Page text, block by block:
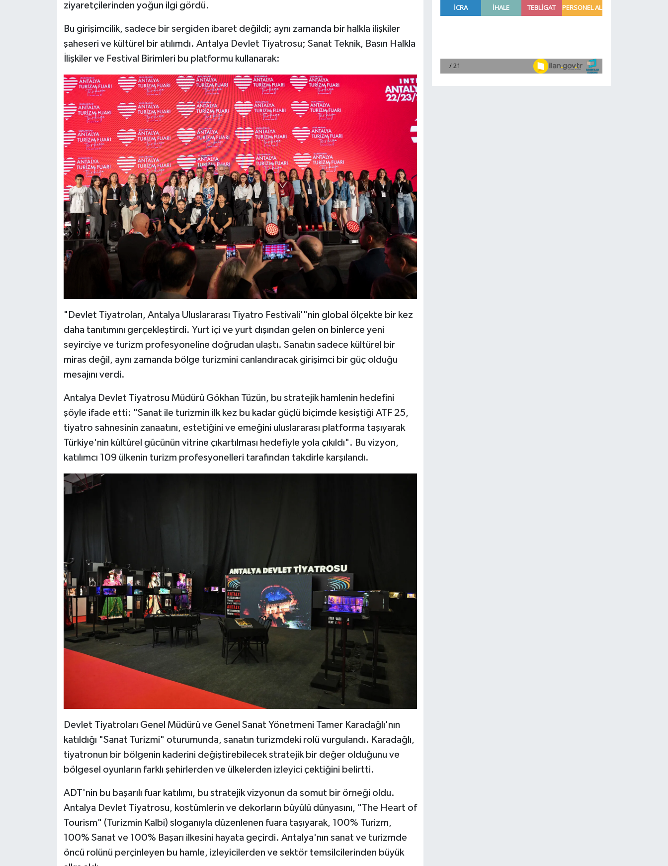
ziyaretçilerinden yoğun ilgi gördü.
​Bu girişimcilik, sadece bir sergiden ibaret değildi; aynı zamanda bir halkla ilişkiler
şaheseri ve kültürel bir atılımdı. Antalya Devlet Tiyatrosu; Sanat Teknik, Basın Halkla
İlişkiler ve Festival Birimleri bu platformu kullanarak:
​"Devlet Tiyatroları, Antalya Uluslararası Tiyatro Festivali'"nin global ölçekte bir kez
daha tanıtımını gerçekleştirdi. ​Yurt içi ve yurt dışından gelen on binlerce yeni
seyirciye ve turizm profesyoneline doğrudan ulaştı. ​Sanatın sadece kültürel bir
miras değil, aynı zamanda bölge turizmini canlandıracak girişimci bir güç olduğu
mesajını verdi.
​Antalya Devlet Tiyatrosu Müdürü Gökhan Tüzün, bu stratejik hamlenin hedefini
şöyle ifade etti: "Sanat ile turizmin ilk kez bu kadar güçlü biçimde kesiştiği ATF 25,
tiyatro sahnesinin zanaatını, estetiğini ve emeğini uluslararası platforma taşıyarak
Türkiye'nin kültürel gücünün vitrine çıkartılması hedefiyle yola çıkıldı". Bu vizyon,
katılımcı 109 ülkenin turizm profesyonelleri tarafından takdirle karşılandı.​
​Devlet Tiyatroları Genel Müdürü ve Genel Sanat Yönetmeni Tamer Karadağlı'nın
katıldığı "Sanat Turizmi" oturumunda, sanatın turizmdeki rolü vurgulandı. Karadağlı,
tiyatronun bir bölgenin kaderini değiştirebilecek stratejik bir değer olduğunu ve
bölgesel oyunların farklı şehirlerden ve ülkelerden izleyici çektiğini belirtti.
ADT'nin bu başarılı fuar katılımı, bu stratejik vizyonun da somut bir örneği oldu. ​
Antalya Devlet Tiyatrosu, kostümlerin ve dekorların büyülü dünyasını, "The Heart of
Tourism" (Turizmin Kalbi) sloganıyla düzenlenen fuara taşıyarak, 100% Turizm,
100% Sanat ve 100% Başarı ilkesini hayata geçirdi. Antalya'nın sanat ve turizmde
öncü rolünü perçinleyen bu hamle, izleyicilerden ve sektör temsilcilerinden büyük